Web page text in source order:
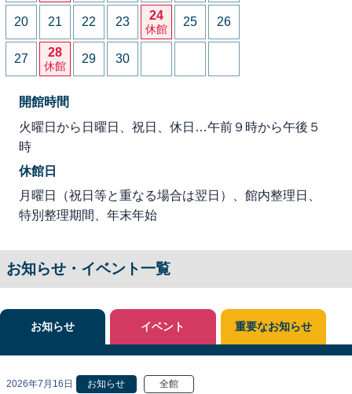
20 21 22 23 24
休館
25 26
27 28
休館
29 30
開館時間
火曜日から日曜日、祝日、休日…午前９時から午後５
時
休館日
月曜日（祝日等と重なる場合は翌日）、館内整理日、
特別整理期間、年末年始
お知らせ・イベント一覧
お知らせ
2026年7月16日 お知らせ 全館
イベント 重要なお知らせ